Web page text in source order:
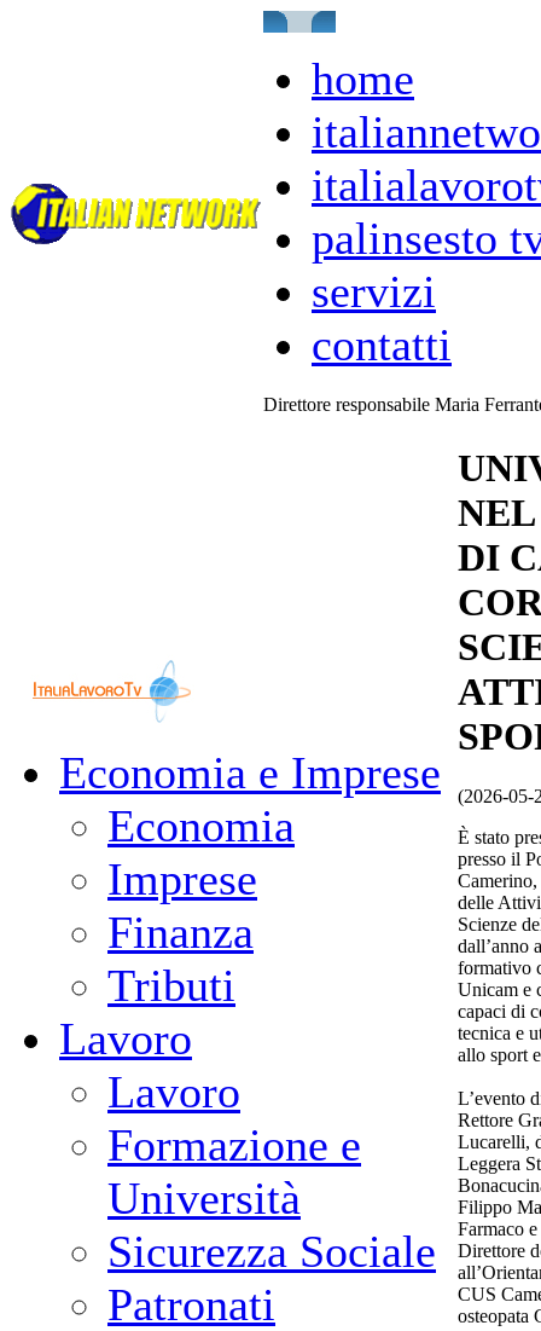
home
palinsesto
servizi
contatti
Direttore responsabile Maria
Economia e Imprese
Economia
Imprese
Finanza
Tributi
Lavoro
Lavoro
Formazione e
Università
Sicurezza Sociale
Patronati
DI
(2026-05-
È stato
presso il
delle
Scienze
dall’anno
formativo
Unicam e
capaci di
tecnica e
allo sport
L’evento
Rettore
Lucarelli,
Leggera
Filippo
Farmaco
Direttore
CUS
osteopata